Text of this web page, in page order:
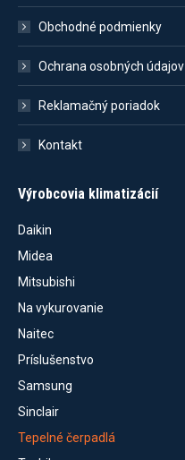
Obchodné podmienky
Ochrana osobných údajov
Reklamačný poriadok
Kontakt
Výrobcovia klimatizácií
Daikin
Midea
Mitsubishi
Na vykurovanie
Naitec
Príslušenstvo
Samsung
Sinclair
Tepelné čerpadlá